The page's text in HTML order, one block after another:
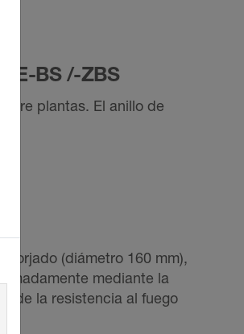
BS /-ZBS
plantas. El anillo de
forjado (diámetro 160 mm),
mediante la
de la resistencia al fuego